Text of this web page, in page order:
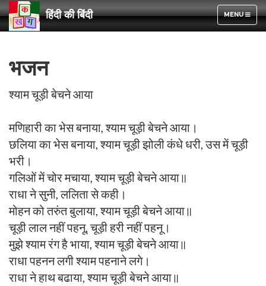
TOGGLE
NAVIGATION
MENU
हिंदी की बिंदी
भजन
श्याम चूड़ी बेचने आया
मणिहारी का भेस बनाया, श्याम चूड़ी बेचने आया।
छलिया का भेस बनाया, श्याम चूड़ी झोली कंधे धरी, उस में चूड़ी
भरी।
गलिओं में चोर मचाया, श्याम चूड़ी बेचने आया॥
राधा ने सुनी, ललिता से कही।
मोहन को तरुंत बुलाया, श्याम चूड़ी बेचने आया॥
चूड़ी लाल नहीं पहनू, चूड़ी हरी नहीं पहनू।
मुझे श्याम रंग है भाया, श्याम चूड़ी बेचने आया॥
राधा पहनन लगी श्याम पहनाने लगे।
राधा ने हाथ बढाया, श्याम चूड़ी बेचने आया॥